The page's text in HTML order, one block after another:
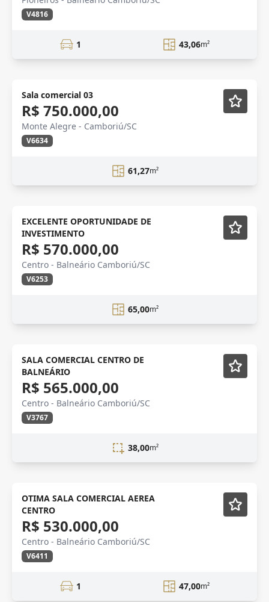
V4816
1 43,06m²
Sala comercial 03
R$ 750.000,00
Monte Alegre - Camboriú/SC
V6634
61,27m²
ALTO PADRÃO Mobiliado
EXCELENTE OPORTUNIDADE DE
INVESTIMENTO
R$ 570.000,00
Centro - Balneário Camboriú/SC
V6253
65,00m²
OPORTUNIDADE
SALA COMERCIAL CENTRO DE
BALNEÁRIO
R$ 565.000,00
Centro - Balneário Camboriú/SC
V3767
38,00m²
CENTRO
OTIMA SALA COMERCIAL AEREA
CENTRO
R$ 530.000,00
Centro - Balneário Camboriú/SC
V6411
1 47,00m²